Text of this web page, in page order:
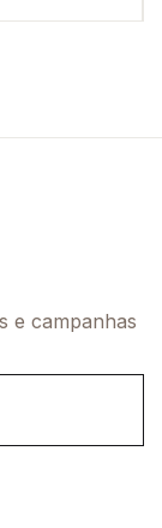
e campanhas